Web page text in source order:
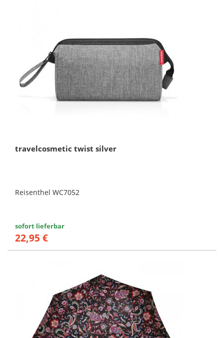
travelcosmetic twist silver
Reisenthel WC7052
sofort lieferbar
22,95 €